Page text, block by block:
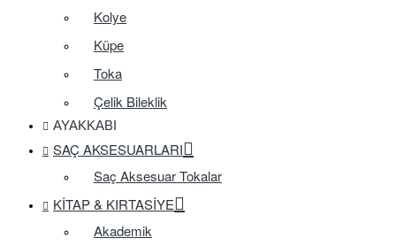
Kolye
Küpe
Toka
Çelik Bileklik
AYAKKABI
SAÇ AKSESUARLARI
Saç Aksesuar Tokalar
KITAP & KIRTASIYE
Akademik